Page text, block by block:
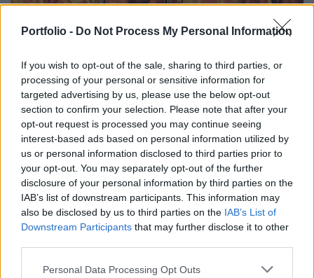
Portfolio - Do Not Process My Personal Information
If you wish to opt-out of the sale, sharing to third parties, or
processing of your personal or sensitive information for
targeted advertising by us, please use the below opt-out
section to confirm your selection. Please note that after your
opt-out request is processed you may continue seeing
interest-based ads based on personal information utilized by
us or personal information disclosed to third parties prior to
your opt-out. You may separately opt-out of the further
disclosure of your personal information by third parties on the
IAB’s list of downstream participants. This information may
also be disclosed by us to third parties on the IAB’s List of
Downstream Participants that may further disclose it to other
Personal Data Processing Opt Outs
GLOBÁL
Könyörtelenül lecsaptak az ukrán drónok:
gigantikus lángokkal ég több orosz
olajfinomító
Összesen több mint 15 millió tonna kőolajat dolgoznak fel
évente.